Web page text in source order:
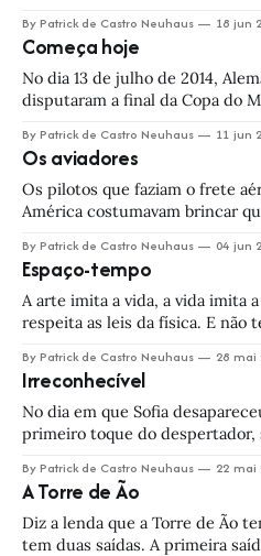
um corredor estreito até uma
By Patrick de Castro Neuhaus 18 jun
Começa hoje
No dia 13 de julho de 2014,
disputaram a final da Copa do Mundo
com meus pais e minha tia. Nosso hotelzinho ficava a duas
quadras do Fifa Fan Festival,
By Patrick de Castro Neuhaus 11 jun
Os aviadores
Os pilotos que faziam o frete
América costumavam brincar
oceano. Agora já virou lagoa.
O comandante Paulo A. T. R.
By Patrick de Castro Neuhaus 04 jun
Espaço-tempo
A arte imita a vida, a vida imita
respeita as leis da física. E não
besta? Quem vive de grandes certezas são as almas
pequenas; o povo que
By Patrick de Castro Neuhaus 28 mai
Irreconhecível
No dia em que Sofia
primeiro toque do despertador,
polícia. — Muito estranho. De
sabe? Um oficial tomava notas enquanto o delegado
conduzia a
By Patrick de Castro Neuhaus 22 mai
A Torre de Ão
Diz a lenda que a Torre de Ão
tem duas saídas. A primeira